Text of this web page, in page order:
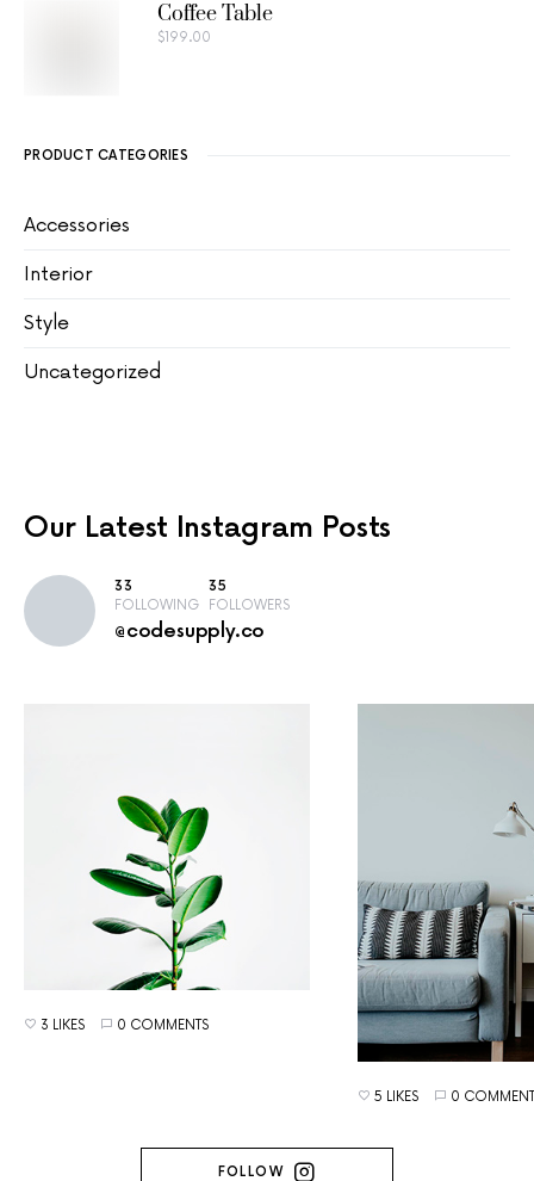
Coffee Table
$ 199.00
PRODUCT CATEGORIES
Accessories
Interior
Style
Uncategorized
Our Latest Instagram Posts
33
FOLLOWING
35
FOLLOWERS
@codesupply.co
3 LIKES 0 COMMENTS
5 LIKES 0
FOLLOW